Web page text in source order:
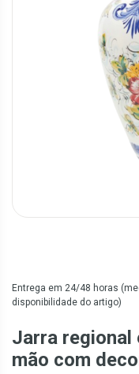
Entrega em 24/48 horas
disponibilidade do artigo)
Jarra regional
mão com